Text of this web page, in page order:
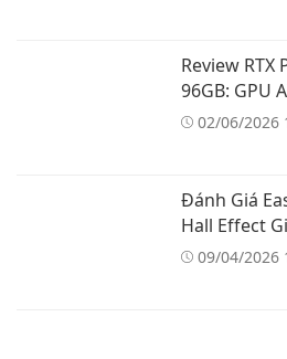
Review RTX
96GB: GPU
Nhất
02/06/2026
Đánh Giá
Hall Effect
Không?
09/04/2026